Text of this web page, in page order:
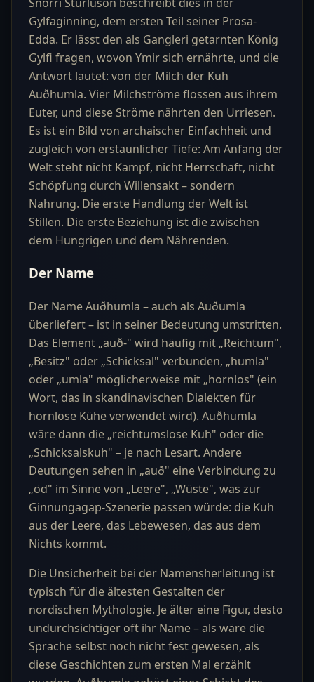
Snorri Sturluson beschreibt dies in der
Gylfaginning, dem ersten Teil seiner Prosa-
Edda. Er lässt den als Gangleri getarnten König
Gylfi fragen, wovon Ymir sich ernährte, und die
Antwort lautet: von der Milch der Kuh
Auðhumla. Vier Milchströme flossen aus ihrem
Euter, und diese Ströme nährten den Urriesen.
Es ist ein Bild von archaischer Einfachheit und
zugleich von erstaunlicher Tiefe: Am Anfang der
Welt steht nicht Kampf, nicht Herrschaft, nicht
Schöpfung durch Willensakt – sondern
Nahrung. Die erste Handlung der Welt ist
Stillen. Die erste Beziehung ist die zwischen
dem Hungrigen und dem Nährenden.
Der Name
Der Name Auðhumla – auch als Auðumla
überliefert – ist in seiner Bedeutung umstritten.
Das Element „auð-" wird häufig mit „Reichtum",
„Besitz" oder „Schicksal" verbunden, „humla"
oder „umla" möglicherweise mit „hornlos" (ein
Wort, das in skandinavischen Dialekten für
hornlose Kühe verwendet wird). Auðhumla
wäre dann die „reichtumslose Kuh" oder die
„Schicksalskuh" – je nach Lesart. Andere
Deutungen sehen in „auð" eine Verbindung zu
„öd" im Sinne von „Leere", „Wüste", was zur
Ginnungagap-Szenerie passen würde: die Kuh
aus der Leere, das Lebewesen, das aus dem
Nichts kommt.
Die Unsicherheit bei der Namensherleitung ist
typisch für die ältesten Gestalten der
nordischen Mythologie. Je älter eine Figur, desto
undurchsichtiger oft ihr Name – als wäre die
Sprache selbst noch nicht fest gewesen, als
diese Geschichten zum ersten Mal erzählt